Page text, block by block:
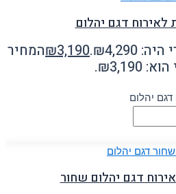
דגם יהלום
₪4,290.
₪3,190
המחיר
₪3,190.
יהלום
דגם יהלום שחור